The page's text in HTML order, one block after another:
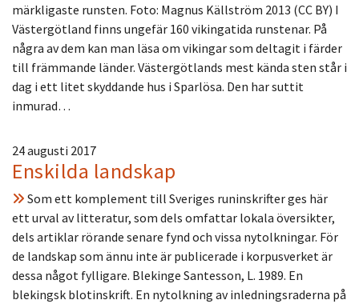
märkligaste runsten. Foto: Magnus Källström 2013 (CC BY) I
Västergötland finns ungefär 160 vikingatida runstenar. På
några av dem kan man läsa om vikingar som deltagit i färder
till främmande länder. Västergötlands mest kända sten står i
dag i ett litet skyddande hus i Sparlösa. Den har suttit
inmurad…
24 augusti 2017
Enskilda landskap
Som ett komplement till Sveriges runinskrifter ges här
ett urval av litteratur, som dels omfattar lokala översikter,
dels artiklar rörande senare fynd och vissa nytolkningar. För
de landskap som ännu inte är publicerade i korpusverket är
dessa något fylligare. Blekinge Santesson, L. 1989. En
blekingsk blotinskrift. En nytolkning av inledningsraderna på